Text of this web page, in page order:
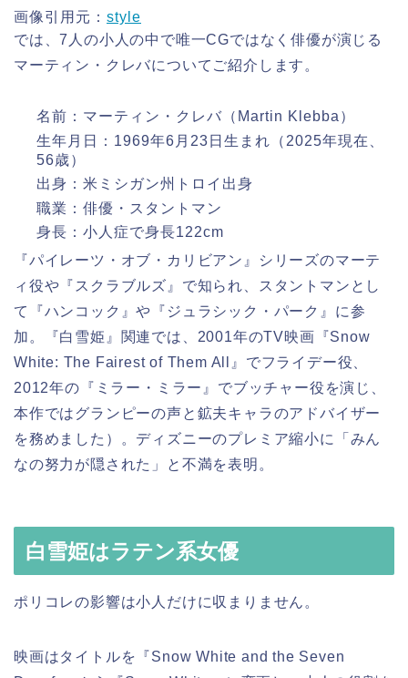
画像引用元： style
では、7人の小人の中で唯一CGではなく俳優が演じる
マーティン・クレバについてご紹介します。
名前：マーティン・クレバ（Martin Klebba）
生年月日：1969年6月23日生まれ（2025年現在、
56歳）
出身：米ミシガン州トロイ出身
職業：俳優・スタントマン
身長：小人症で身長122cm
『パイレーツ・オブ・カリビアン』シリーズのマーテ
ィ役や『スクラブルズ』で知られ、スタントマンとし
て『ハンコック』や『ジュラシック・パーク』に参
加。『白雪姫』関連では、2001年のTV映画『Snow
White: The Fairest of Them All』でフライデー役、
2012年の『ミラー・ミラー』でブッチャー役を演じ、
本作ではグランピーの声と鉱夫キャラのアドバイザー
を務めました）。ディズニーのプレミア縮小に「みん
なの努力が隠された」と不満を表明。
白雪姫はラテン系女優
ポリコレの影響は小人だけに収まりません。
映画はタイトルを『Snow White and the Seven